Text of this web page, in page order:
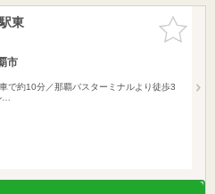
お気に入
りに追加
東
市
で約10分／那覇バスターミナルより徒歩3